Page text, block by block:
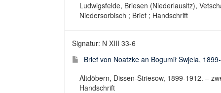
Ludwigsfelde, Briesen (Niederlausitz),
Niedersorbisch ; Brief ; Handschrift
Signatur: N XIII 33-6
Brief von Noatzke an Bogumił Šwjela,
Altdöbern, Dissen-Striesow, 1899-1912. –
Handschrift